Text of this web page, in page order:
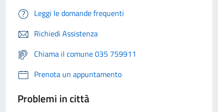
Leggi le domande frequenti
Richiedi Assistenza
Chiama il comune 035 759911
Prenota un appuntamento
Problemi in città